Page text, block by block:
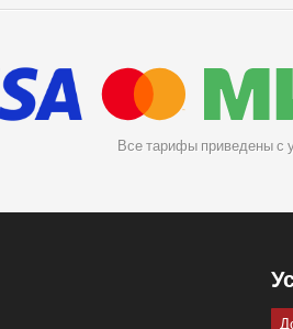
Все тарифы приведены с